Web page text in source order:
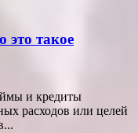
это такое
и кредиты
расходов или целей